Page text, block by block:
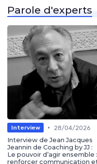
Parole d'experts
Interview •
28/04/2026
Interview de Jean Jacques
Jeannin de Coaching by JJ :
Le pouvoir d’agir ensemble :
renforcer communication